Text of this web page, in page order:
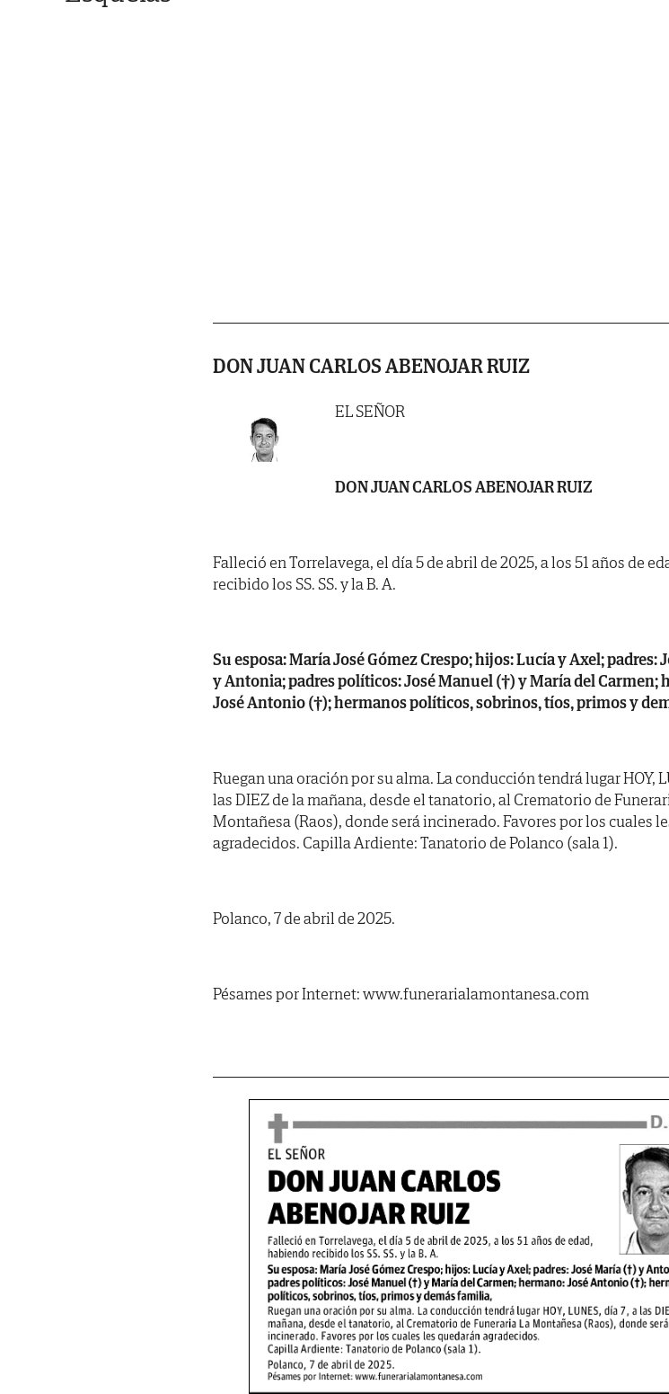
DON JUAN CARLOS ABENOJAR RUIZ
EL SEÑOR
DON JUAN CARLOS ABENOJAR RUIZ
Falleció en Torrelavega, el día 5 de abril de 2025, a los 51 años de
recibido los SS. SS. y la B. A.
Su esposa: María José Gómez Crespo; hijos: Lucía y Axel; padres:
y Antonia; padres políticos: José Manuel (†) y María del Carmen;
José Antonio (†); hermanos políticos, sobrinos, tíos, primos y
Ruegan una oración por su alma. La conducción tendrá lugar HOY,
las DIEZ de la mañana, desde el tanatorio, al Crematorio de
Montañesa (Raos), donde será incinerado. Favores por los cuales
agradecidos. Capilla Ardiente: Tanatorio de Polanco (sala 1).
Polanco, 7 de abril de 2025.
Pésames por Internet: www.funerarialamontanesa.com